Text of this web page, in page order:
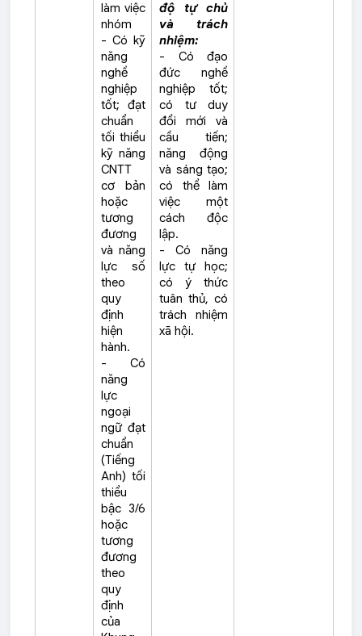
làm việc
nhóm
- Có kỹ
năng
nghề
nghiệp
tốt; đạt
chuẩn
tối thiểu
kỹ năng
CNTT
cơ bản
hoặc
tương
đương
và năng
lực số
theo
quy
định
hiện
hành.
- Có
năng
lực
ngoại
ngữ đạt
chuẩn
(Tiếng
Anh) tối
thiểu
bậc 3/6
hoặc
tương
đương
theo
quy
định
của
độ tự chủ
và trách
nhiệm:
- Có đạo
đức nghề
nghiệp tốt;
có tư duy
đổi mới và
cầu tiến;
năng động
và sáng tạo;
có thể làm
việc một
cách độc
lập.
- Có năng
lực tự học;
có ý thức
tuân thủ, có
trách nhiệm
xã hội.